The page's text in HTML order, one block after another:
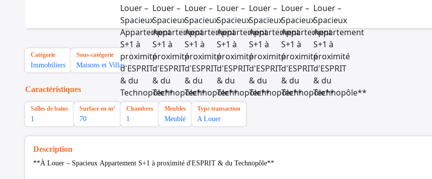
Catégorie
Immobiliers
Sous-catégorie
Maisons et Villas
Caractéristiques
Salles de bains
1
Surface en m²
70
Chambres
1
Meubles
Meublé
Type transaction
A Louer
Description
**À Louer – Spacieux Appartement S+1 à proximité d'ESPRIT & du Technopôle**